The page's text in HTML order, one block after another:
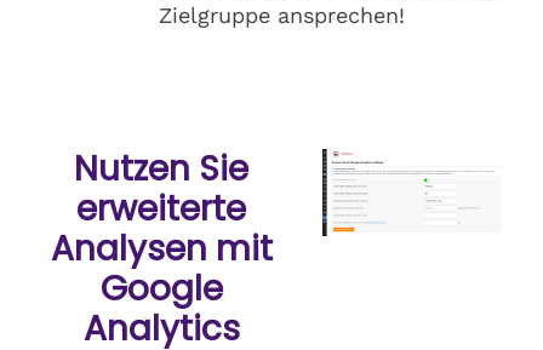
Zielgruppe ansprechen!
Nutzen Sie
erweiterte
Analysen mit
Google
Analytics